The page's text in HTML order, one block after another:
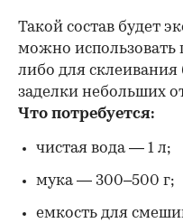
Такой состав будет
можно использовать
либо для
заделки небольших
Что потребуется:
чистая вода — 1 л;
мука — 300–500 г;
емкость для